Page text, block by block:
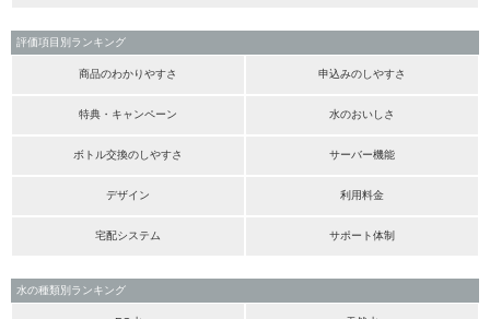
評価項目別ランキング
商品のわかりやすさ 申込みのしやすさ
特典・キャンペーン 水のおいしさ
ボトル交換のしやすさ サーバー機能
デザイン 利用料金
宅配システム サポート体制
水の種類別ランキング